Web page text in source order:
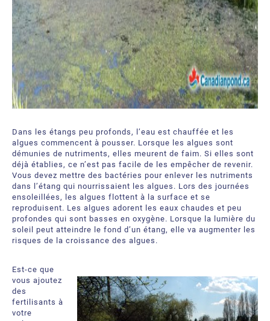
Dans les étangs peu profonds, l’eau est chauffée et les
algues commencent à pousser. Lorsque les algues sont
démunies de nutriments, elles meurent de faim. Si elles sont
déjà établies, ce n’est pas facile de les empêcher de revenir.
Vous devez mettre des bactéries pour enlever les nutriments
dans l’étang qui nourrissaient les algues. Lors des journées
ensoleillées, les algues flottent à la surface et se
reproduisent. Les algues adorent les eaux chaudes et peu
profondes qui sont basses en oxygène. Lorsque la lumière du
soleil peut atteindre le fond d’un étang, elle va augmenter les
risques de la croissance des algues.
Est-ce que
vous ajoutez
des
fertilisants à
votre